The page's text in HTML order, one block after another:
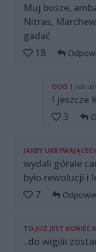
Muj bosze,
Nitras,
gadać
18
OOO 1 rok
I jeszcze
3
JAKBY
wydali górale
było rewolucji i
7
TO.JUZ JEST KONIEC
..do wigilii